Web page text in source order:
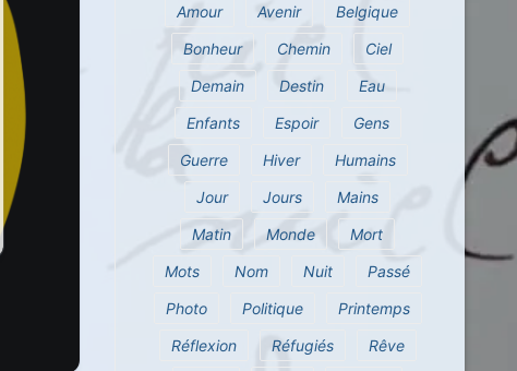
Amour Avenir
Belgique
Bonheur
Chemin
Ciel
Demain
Destin
Eau
Enfants
Espoir
Gens
Guerre
Hiver
Humains
Jour
Jours
Mains
Matin
Monde
Mort
Mots
Nom Nuit
Passé
Photo
Politique
Printemps
Réflexion
Réfugiés
Rêve